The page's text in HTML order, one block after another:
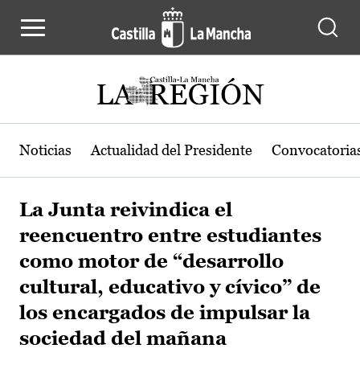
Noticias Actualidad del Presidente
La Junta reivindica el
reencuentro entre estudiantes
como motor de “desarrollo
cultural, educativo y cívico” de
los encargados de impulsar la
sociedad del mañana